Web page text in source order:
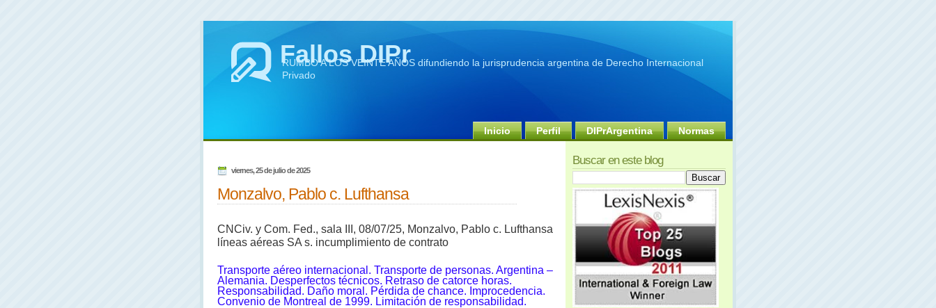
Fallos DIPr
RUMBO A LOS VEINTE AÑOS difundiendo la jurisprudencia argentina de Derecho Internacional
Privado
Inicio Perfil DIPrArgentina Normas
viernes, 25 de julio de 2025
Monzalvo, Pablo c. Lufthansa
CNCiv. y Com. Fed., sala III, 08/07/25, Monzalvo, Pablo c. Lufthansa
líneas aéreas SA s. incumplimiento de contrato
Transporte aéreo internacional. Transporte de personas. Argentina –
Alemania. Desperfectos técnicos. Retraso de catorce horas.
Responsabilidad. Daño moral. Pérdida de chance. Improcedencia.
Convenio de Montreal de 1999. Limitación de responsabilidad.
Buscar en este blog